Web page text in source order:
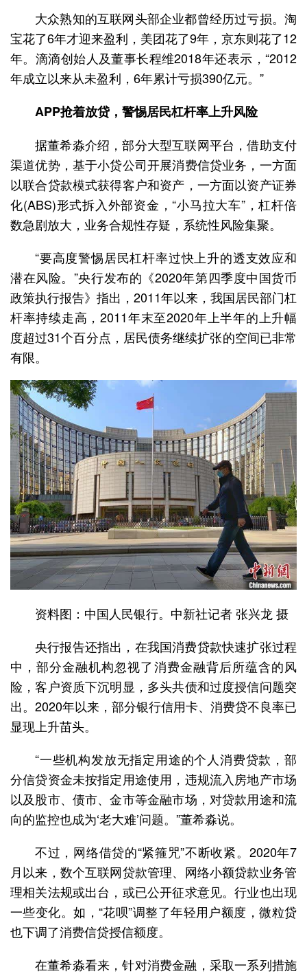
大众熟知的互联网头部企业都曾经历过亏损。淘
宝花了6年才迎来盈利，美团花了9年，京东则花了12
年。滴滴创始人及董事长程维2018年还表示，“2012
年成立以来从未盈利，6年累计亏损390亿元。”
APP抢着放贷，警惕居民杠杆率上升风险
据董希淼介绍，部分大型互联网平台，借助支付
渠道优势，基于小贷公司开展消费信贷业务，一方面
以联合贷款模式获得客户和资产，一方面以资产证券
化(ABS)形式拆入外部资金，“小马拉大车”，杠杆倍
数急剧放大，业务合规性存疑，系统性风险集聚。
“要高度警惕居民杠杆率过快上升的透支效应和
潜在风险。”央行发布的《2020年第四季度中国货币
政策执行报告》指出，2011年以来，我国居民部门杠
杆率持续走高，2011年末至2020年上半年的上升幅
度超过31个百分点，居民债务继续扩张的空间已非常
有限。
资料图：中国人民银行。中新社记者 张兴龙 摄
央行报告还指出，在我国消费贷款快速扩张过程
中，部分金融机构忽视了消费金融背后所蕴含的风
险，客户资质下沉明显，多头共债和过度授信问题突
出。2020年以来，部分银行信用卡、消费贷不良率已
显现上升苗头。
“一些机构发放无指定用途的个人消费贷款，部
分信贷资金未按指定用途使用，违规流入房地产市场
以及股市、债市、金市等金融市场，对贷款用途和流
向的监控也成为‘老大难’问题。”董希淼说。
不过，网络借贷的“紧箍咒”不断收紧。2020年7
月以来，数个互联网贷款管理、网络小额贷款业务管
理相关法规或出台，或已公开征求意见。行业也出现
一些变化。如，“花呗”调整了年轻用户额度，微粒贷
也下调了消费信贷授信额度。
在董希淼看来，针对消费金融，采取一系列措施